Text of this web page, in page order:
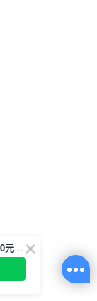
❤️加LINE好友 賺100元券！